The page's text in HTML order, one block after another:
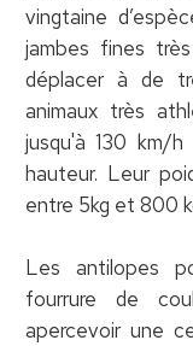
vingtaine
jambes fines
déplacer à de
animaux très
jusqu'à 130 km/
hauteur. Leur
entre 5kg et 800
Les antilopes
fourrure de
apercevoir une